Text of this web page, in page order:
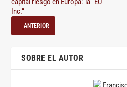
Inc.”
ANTERIOR
SOBRE EL AUTOR